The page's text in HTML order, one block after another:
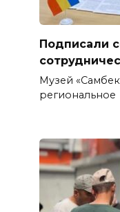
Подписали
Музей
региональное